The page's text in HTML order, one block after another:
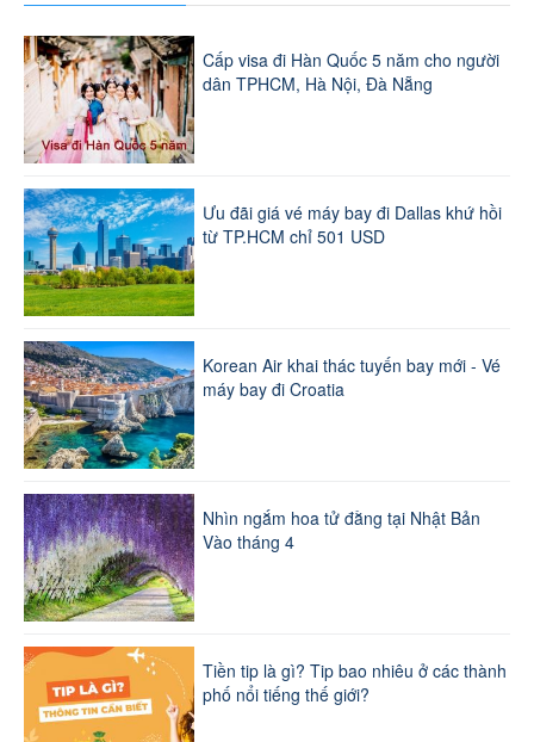
Cấp visa đi Hàn Quốc 5 năm cho người
dân TPHCM, Hà Nội, Đà Nẵng
Ưu đãi giá vé máy bay đi Dallas khứ hồi
từ TP.HCM chỉ 501 USD
Korean Air khai thác tuyến bay mới - Vé
máy bay đi Croatia
Nhìn ngắm hoa tử đằng tại Nhật Bản
Vào tháng 4
Tiền tip là gì? Tip bao nhiêu ở các thành
phố nổi tiếng thế giới?